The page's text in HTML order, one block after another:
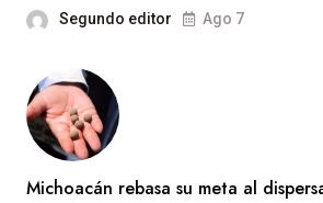
Segundo editor Ago 7
Michoacán rebasa su meta al